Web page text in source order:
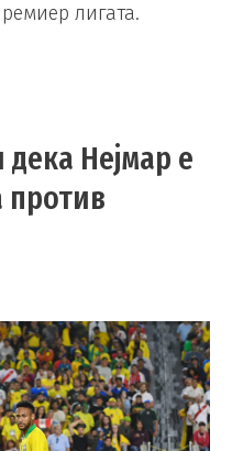
лигата.
Нејмар е
против